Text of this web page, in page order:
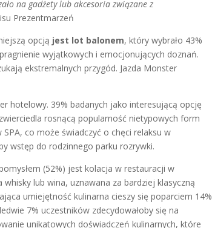
na gadżety lub akcesoria związane z
Prezentmarzeń
opcją jest lot balonem, który wybrało 43%
wyjątkowych i emocjonujących doznań.
ekstremalnych przygód. Jazda Monster
hotelowy. 39% badanych jako interesującą opcję
rosnącą popularność nietypowych form
co może świadczyć o chęci relaksu w
wstęp do rodzinnego parku rozrywki.
(52%) jest kolacja w restauracji w
lub wina, uznawana za bardziej klasyczną
umiejętność kulinarna cieszy się poparciem 14%
7% uczestników zdecydowałoby się na
unikatowych doświadczeń kulinarnych, które